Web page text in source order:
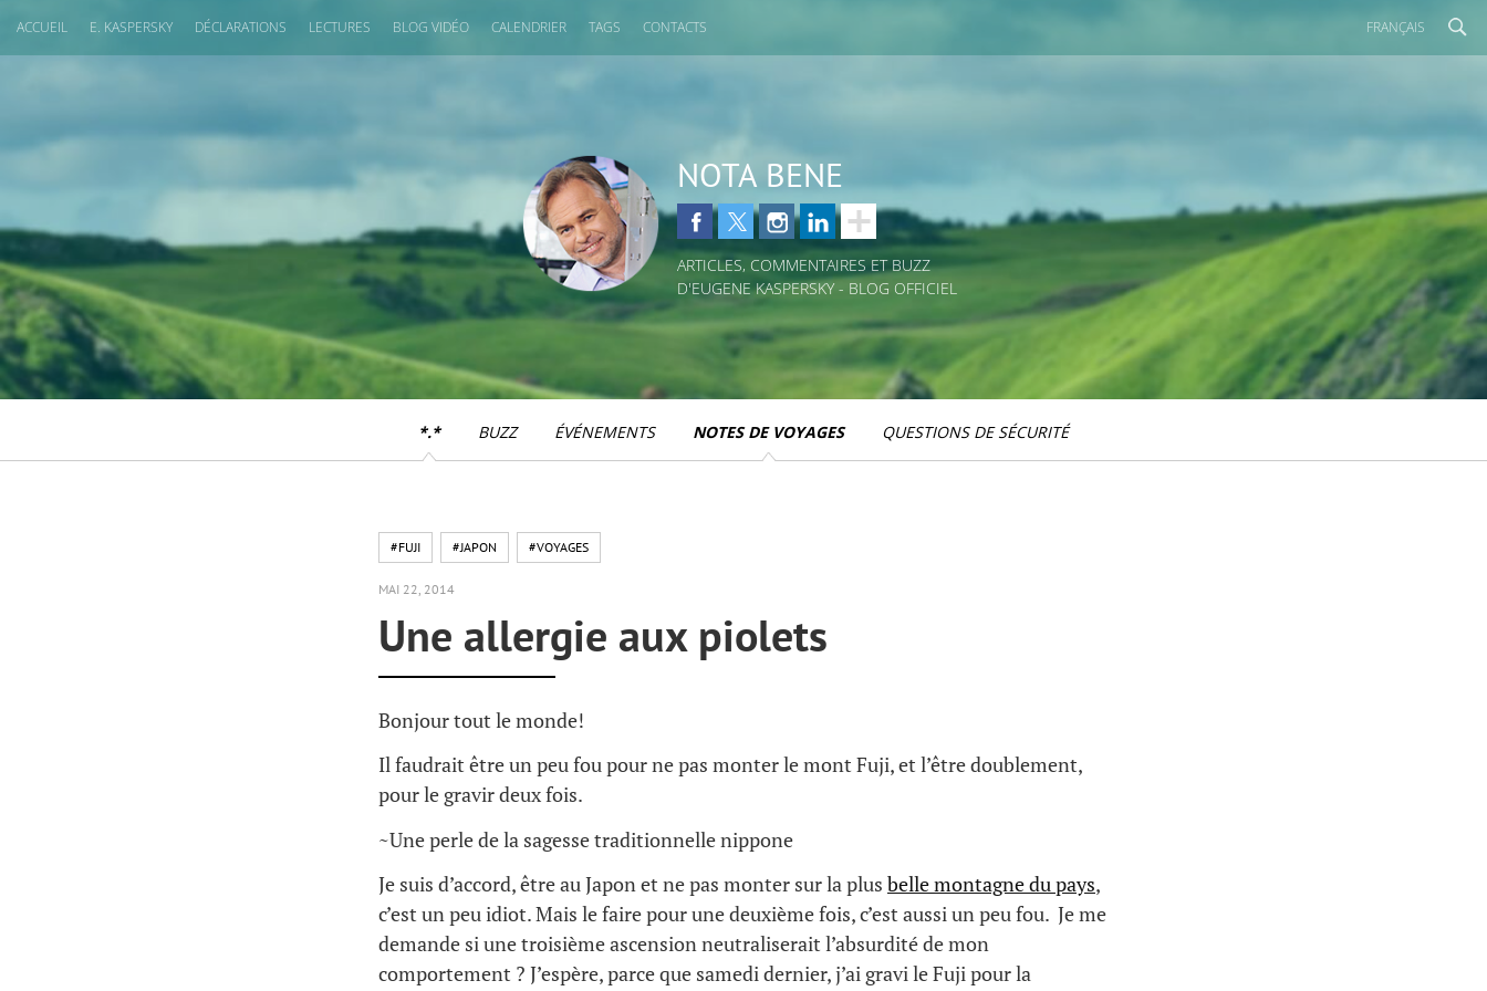
ACCUEIL E. KASPERSKY DÉCLARATIONS LECTURES BLOG VIDÉO CALENDRIER TAGS CONTACTS FRANÇAIS
NOTA BENE
ARTICLES, COMMENTAIRES ET BUZZ
D'EUGENE KASPERSKY - BLOG OFFICIEL
*.* BUZZ ÉVÉNEMENTS NOTES DE VOYAGES QUESTIONS DE SÉCURITÉ
#FUJI #JAPON #VOYAGES
MAI 22, 2014
Une allergie aux piolets
Bonjour tout le monde!
Il faudrait être un peu fou pour ne pas monter le mont Fuji, et l’être doublement,
pour le gravir deux fois.
~Une perle de la sagesse traditionnelle nippone
Je suis d’accord, être au Japon et ne pas monter sur la plus belle montagne du pays,
c’est un peu idiot. Mais le faire pour une deuxième fois, c’est aussi un peu fou. Je me
demande si une troisième ascension neutraliserait l’absurdité de mon
comportement ? J’espère, parce que samedi dernier, j’ai gravi le Fuji pour la